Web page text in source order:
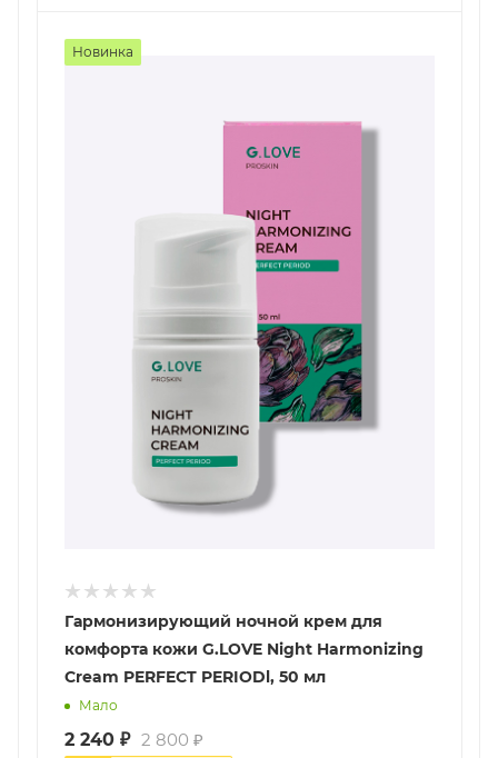
Новинка
Гармонизирующий ночной крем для
комфорта кожи G.LOVE Night Harmonizing
Cream PERFECT PERIODl, 50 мл
Мало
2 240 ₽ 2 800 ₽